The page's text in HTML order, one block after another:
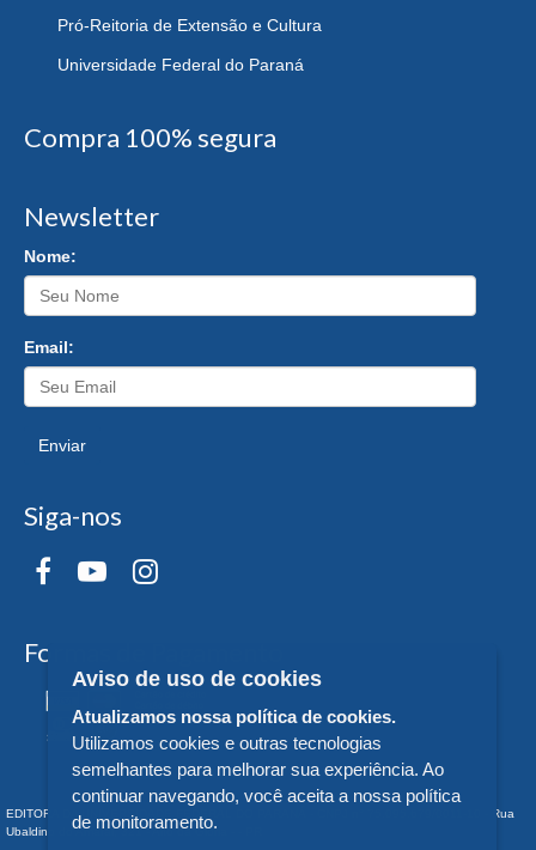
Pró-Reitoria de Extensão e Cultura
Universidade Federal do Paraná
Compra 100% segura
Newsletter
Nome:
Email:
Enviar
Siga-nos
Formas de Pagamento
EDITORA DA UNIVERSIDADE FEDERAL DO PARANÁ - CNPJ n° 75.095.679/0011-10 - Rua
Ubaldino do Amaral, 321 - Alto da Glória - - PR
Aviso de uso de cookies
Atualizamos nossa política de cookies.
Utilizamos cookies e outras tecnologias
semelhantes para melhorar sua experiência. Ao
continuar navegando, você aceita a nossa política
de monitoramento.